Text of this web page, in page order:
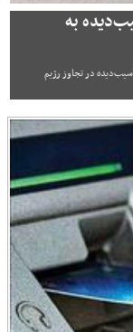
به
در تجاوز رژیم